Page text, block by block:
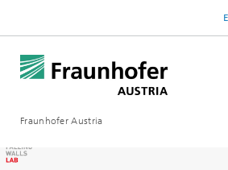
Fraunhofer Austria